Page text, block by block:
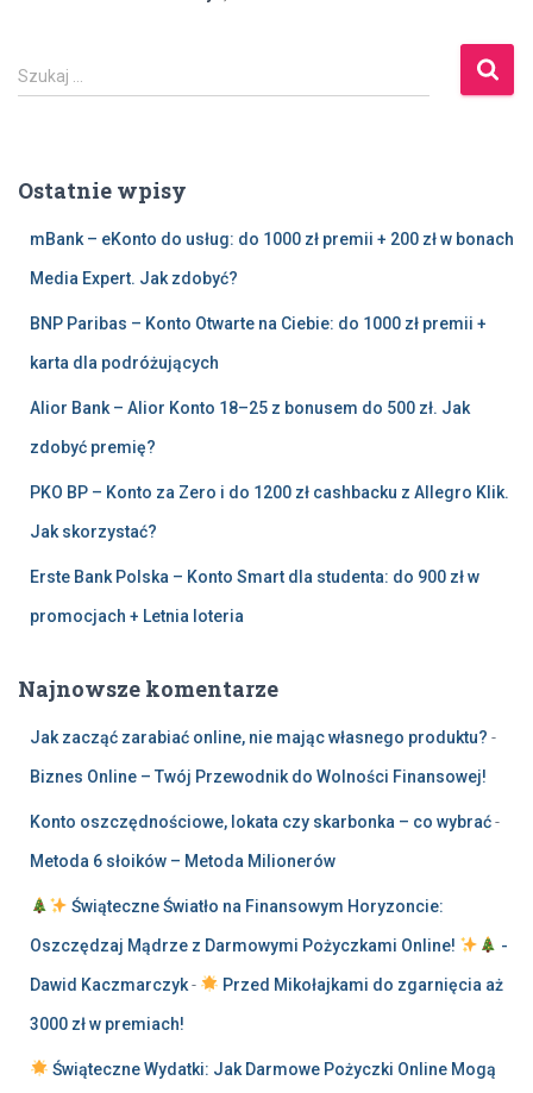
S
z
j
Szukaj …
Ostatnie wpisy
mBank – eKonto do usług: do 1000 zł premii + 200 zł w bonach
Media Expert. Jak zdobyć?
BNP Paribas – Konto Otwarte na Ciebie: do 1000 zł premii +
karta dla podróżujących
Alior Bank – Alior Konto 18–25 z bonusem do 500 zł. Jak
zdobyć premię?
PKO BP – Konto za Zero i do 1200 zł cashbacku z Allegro Klik.
Jak skorzystać?
Erste Bank Polska – Konto Smart dla studenta: do 900 zł w
promocjach + Letnia loteria
Najnowsze komentarze
Jak zacząć zarabiać online, nie mając własnego produktu? -
Biznes Online – Twój Przewodnik do Wolności Finansowej!
Konto oszczędnościowe, lokata czy skarbonka – co wybrać-
Metoda 6 słoików – Metoda Milionerów
Świąteczne Światło na Finansowym Horyzoncie:
Oszczędzaj Mądrze z Darmowymi Pożyczkami Online! -
Dawid Kaczmarczyk- Przed Mikołajkami do zgarnięcia aż
3000 zł w premiach!
Świąteczne Wydatki: Jak Darmowe Pożyczki Online Mogą